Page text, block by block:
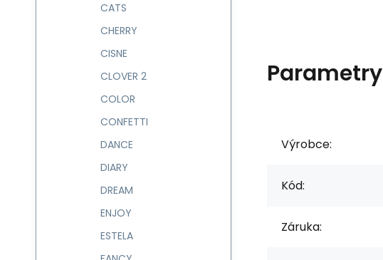
Parametry
Výrobce:
Kód:
Záruka:
CATS
CHERRY
CISNE
CLOVER 2
COLOR
CONFETTI
DANCE
DIARY
DREAM
ENJOY
ESTELA